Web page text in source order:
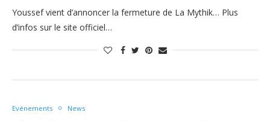
Youssef vient d’annoncer la fermeture de La Mythik… Plus
d’infos sur le site officiel…
Evénements News